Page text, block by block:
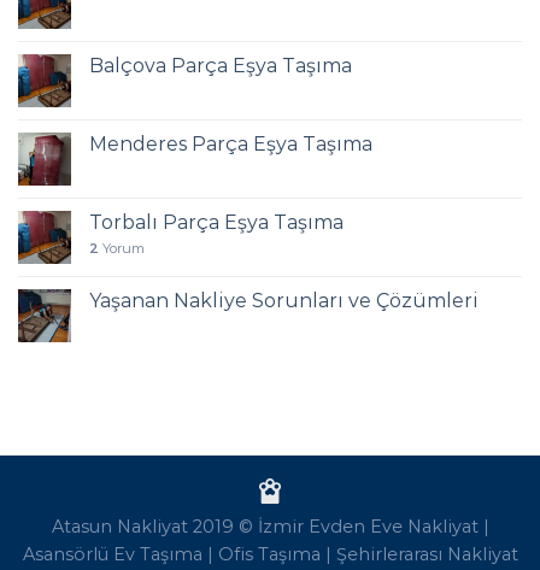
Balçova Parça Eşya Taşıma
Menderes Parça Eşya Taşıma
Torbalı Parça Eşya Taşıma
2 Yorum
Yaşanan Nakliye Sorunları ve Çözümleri
Atasun Nakliyat 2019 © İzmir Evden Eve Nakliyat|
Asansörlü Ev Taşıma | Ofis Taşıma | Şehirlerarası Nakliyat